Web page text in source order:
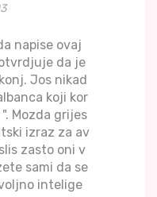
napise ovaj
da je
Jos nikad
koji kor
Mozda grijes
izraz za av
zasto oni v
sami da se
intelige